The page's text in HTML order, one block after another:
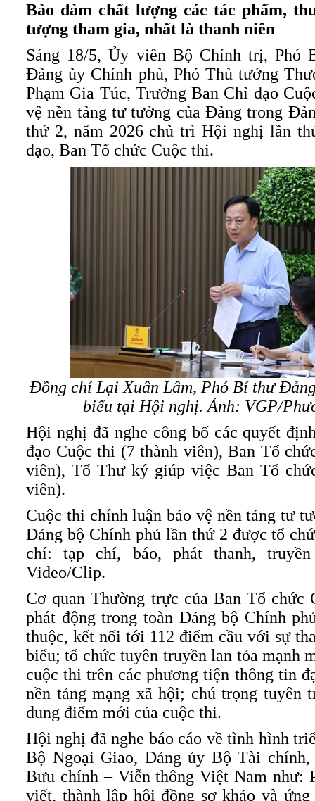
Bảo đảm chất lượng các tác phẩm,
tượng tham gia, nhất là thanh niên
Sáng 18/5, Ủy viên Bộ Chính trị, Phó
Đảng ủy Chính phủ, Phó Thủ tướng
Phạm Gia Túc, Trưởng Ban Chỉ đạo
vệ nền tảng tư tưởng của Đảng trong
thứ 2, năm 2026 chủ trì Hội nghị lần
đạo, Ban Tổ chức Cuộc thi.
Đồng chí Lại Xuân Lâm, Phó Bí thư
biểu tại Hội nghị. Ảnh: VGP/
Hội nghị đã nghe công bố các quyết
đạo Cuộc thi (7 thành viên), Ban Tổ
viên), Tổ Thư ký giúp việc Ban Tổ
viên).
Cuộc thi chính luận bảo vệ nền tảng tư
Đảng bộ Chính phủ lần thứ 2 được tổ
chí: tạp chí, báo, phát thanh,
Video/Clip.
Cơ quan Thường trực của Ban Tổ chức
phát động trong toàn Đảng bộ Chính
thuộc, kết nối tới 112 điểm cầu với sự
biểu; tổ chức tuyên truyền lan tỏa mạnh
cuộc thi trên các phương tiện thông tin
nền tảng mạng xã hội; chú trọng tuyên
dung điểm mới của cuộc thi.
Hội nghị đã nghe báo cáo về tình hình
Bộ Ngoại Giao, Đảng ủy Bộ Tài
Bưu chính – Viễn thông Việt Nam như:
viết, thành lập hội đồng sơ khảo và ứng